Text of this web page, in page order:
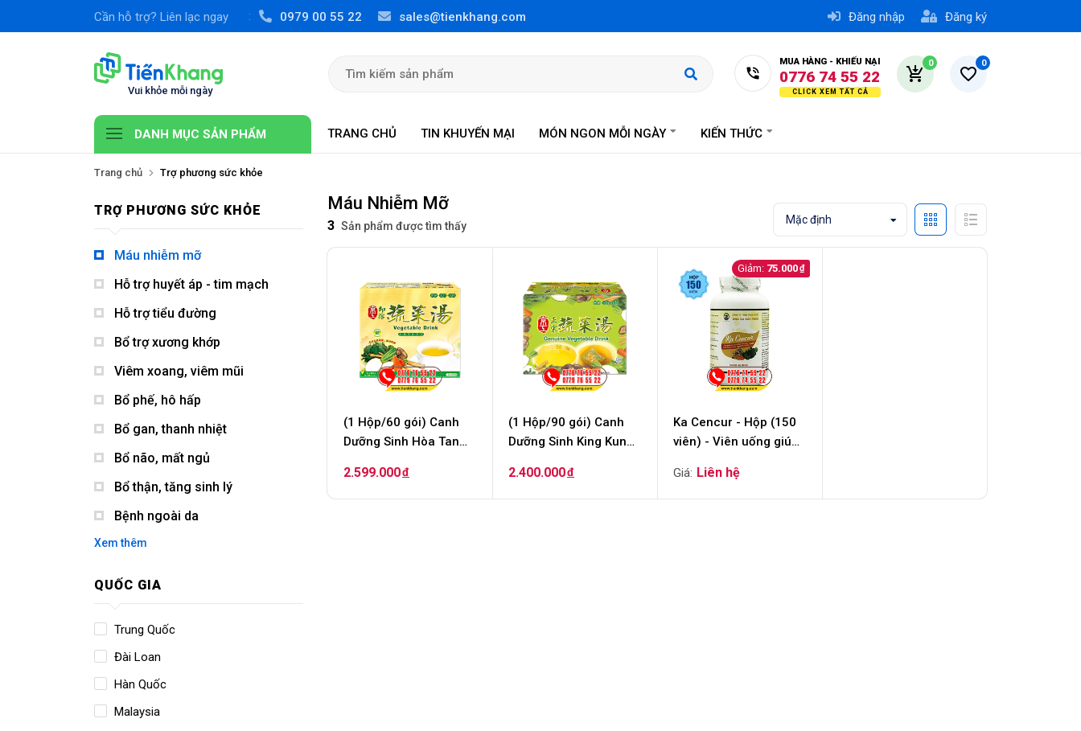
Cần hỗ trợ? Liên lạc ngay 0979 00 55 22 sales@tienkhang.com Đăng nhập Đăng ký
DANH MỤC SẢN PHẨM
0
0
MUA HÀNG - KHIẾU NẠI
0776 74 55 22
0979 00 55 22
0978 17 45 30
TRANG CHỦ TIN KHUYẾN MẠI MÓN NGON MỖI NGÀY KIẾN THỨC
Trang chủ Trợ phương sức khỏe
TRỢ PHƯƠNG SỨC KHỎE
Máu nhiễm mỡ
Hỗ trợ huyết áp - tim mạch
Hỗ trợ tiểu đường
Bổ trợ xương khớp
Viêm xoang, viêm mũi
Bổ phế, hô hấp
Bổ gan, thanh nhiệt
Bổ não, mất ngủ
Bổ thận, tăng sinh lý
Bệnh ngoài da
Xem thêm
QUỐC GIA
Trung Quốc
Đài Loan
Hàn Quốc
Malaysia
Máu Nhiễm Mỡ
3 Sản phẩm được tìm thấy Mặc định
(1 Hộp/60 gói) Canh
Dưỡng Sinh Hòa Tan
Vegetable Drink
2.599.000đ
(1 Hộp/90 gói) Canh
Dưỡng Sinh King Kung
Vegetable Drink
2.400.000đ
75.000
Ka Cencur - Hộp (150
viên) - Viên uống giúp
cholesterol